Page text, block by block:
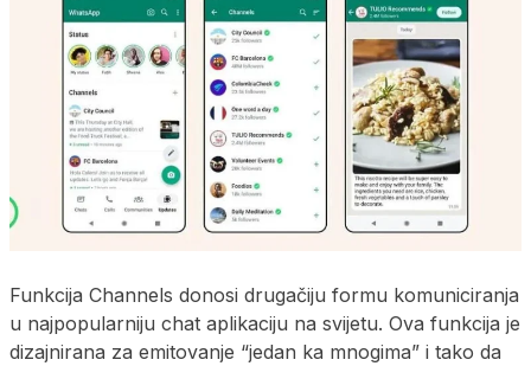
Funkcija Channels donosi drugačiju formu komuniciranja
u najpopularniju chat aplikaciju na svijetu. Ova funkcija je
dizajnirana za emitovanje “jedan ka mnogima” i tako da